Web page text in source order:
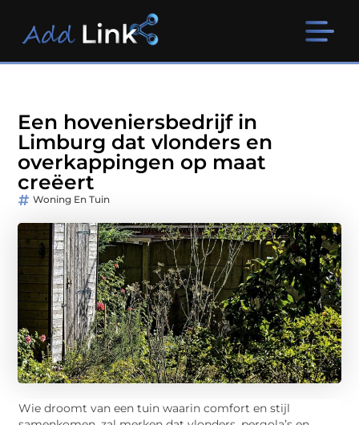
Een hoveniersbedrijf in
Limburg dat vlonders en
overkappingen op maat
creëert
Woning En Tuin
Wie droomt van een tuin waarin comfort en stijl